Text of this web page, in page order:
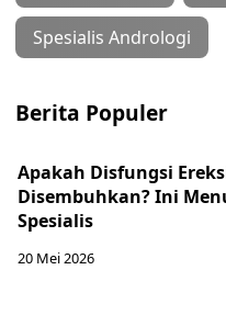
Spesialis Andrologi
Berita Populer
Apakah Disfungsi
Disembuhkan? Ini
Spesialis
20 Mei 2026